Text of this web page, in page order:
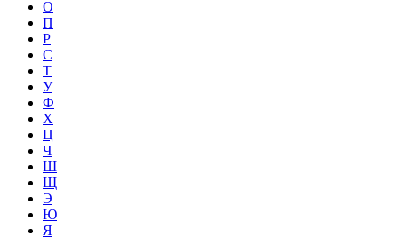
О
П
Р
С
Т
У
Ф
Х
Ц
Ч
Ш
Щ
Э
Ю
Я